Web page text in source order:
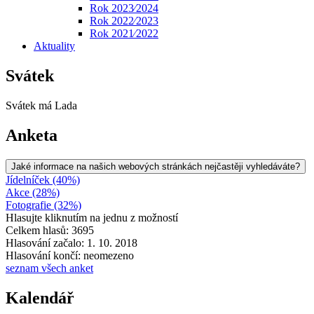
Rok 2023⁄2024
Rok 2022⁄2023
Rok 2021⁄2022
Aktuality
Svátek
Svátek má Lada
Anketa
Jaké informace na našich webových stránkách nejčastěji vyhledáváte?
Jídelníček (40%)
Akce (28%)
Fotografie (32%)
Hlasujte kliknutím na jednu z možností
Celkem hlasů: 3695
Hlasování začalo: 1. 10. 2018
Hlasování končí: neomezeno
seznam všech anket
Kalendář